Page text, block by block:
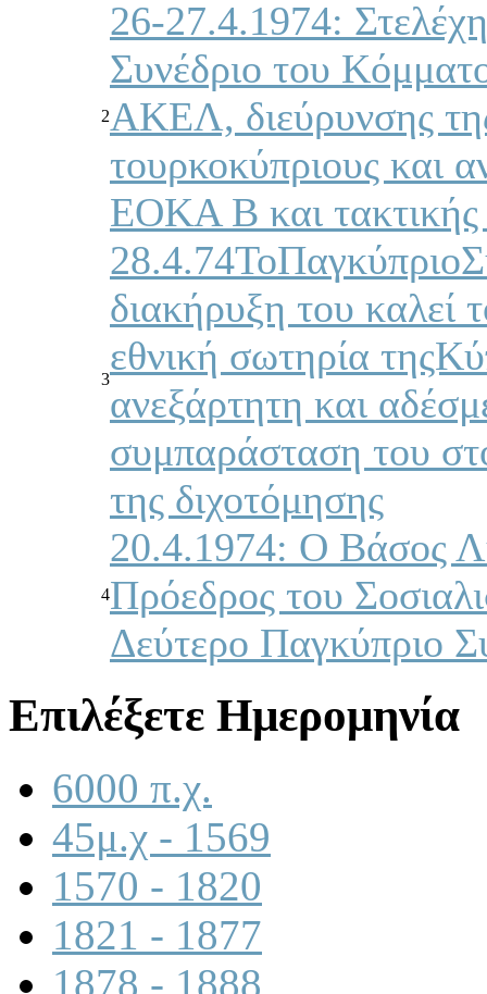
2
26-27.4.1974:
Συνέδριο του
ΑΚΕΛ, διεύρυνσης
τουρκοκύπριους και
ΕΟΚΑ Β και τακτικής
3
διακήρυξη του καλεί
εθνική σωτηρία
ανεξάρτητη και
συμπαράσταση του
της διχοτόμησης
4
20.4.1974: Ο Βάσος
Πρόεδρος του
Δεύτερο Παγκύπριο
Επιλέξετε Ημερομηνία
6000 π.χ.
45μ.χ - 1569
1570 - 1820
1821 - 1877
1878 - 1888